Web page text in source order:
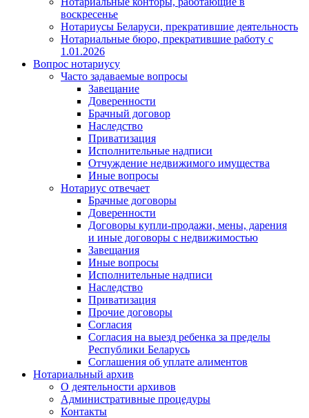
воскресенье
Нотариусы Беларуси, прекратившие деятельность
Нотариальные бюро, прекратившие работу с
1.01.2026
Вопрос нотариусу
Часто задаваемые вопросы
Завещание
Доверенности
Брачный договор
Наследство
Приватизация
Исполнительные надписи
Отчуждение недвижимого имущества
Иные вопросы
Нотариус отвечает
Брачные договоры
Доверенности
Договоры купли-продажи, мены, дарения
и иные договоры с недвижимостью
Завещания
Иные вопросы
Исполнительные надписи
Наследство
Приватизация
Прочие договоры
Согласия
Согласия на выезд ребенка за пределы
Республики Беларусь
Соглашения об уплате алиментов
Нотариальный архив
О деятельности архивов
Административные процедуры
Контакты